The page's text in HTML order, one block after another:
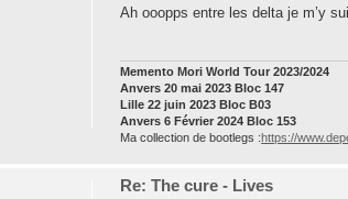
Ah ooopps entre les delta je m’y
Memento Mori World Tour 2023/2024
Anvers 20 mai 2023 Bloc 147
Lille 22 juin 2023 Bloc B03
Anvers 6 Février 2024 Bloc 153
Ma collection de bootlegs :https://
Re: The cure - Lives